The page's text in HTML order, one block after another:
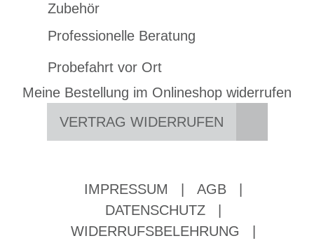
Zubehör
Professionelle Beratung
Probefahrt vor Ort
Meine Bestellung im Onlineshop widerrufen
VERTRAG WIDERRUFEN
IMPRESSUM AGB
DATENSCHUTZ
WIDERRUFSBELEHRUNG